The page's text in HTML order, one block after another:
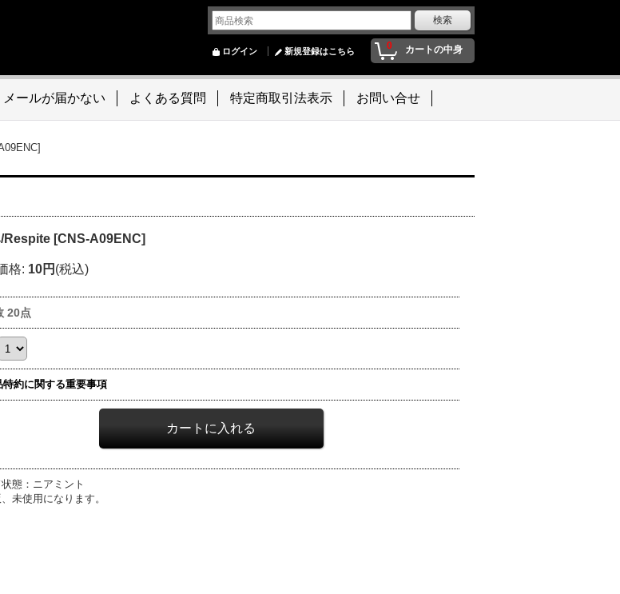
0 カートの中身
ログイン 新規登録はこちら
メールが届かない よくある質問 特定商取引法表示 お問い合せ
Respite [CNS-A09ENC]
格: 10円 (税込)
20点
特約に関する重要事項
態：ニアミント
未使用になります。